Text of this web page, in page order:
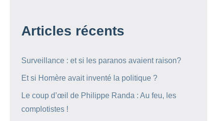
Articles récents
Surveillance : et si les paranos avaient raison?
Et si Homère avait inventé la politique ?
Le coup d’œil de Philippe Randa : Au feu, les
complotistes !